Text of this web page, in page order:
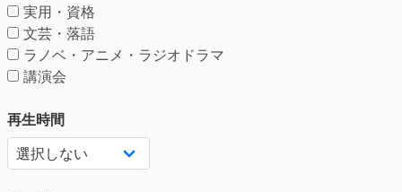
実用・資格
文芸・落語
ラノベ・アニメ・ラジオドラマ
講演会
再生時間